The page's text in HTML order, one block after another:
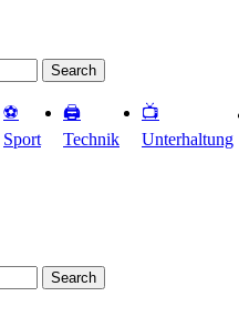
Search
⚽️
Sport
🖨️
Technik
📺
Unterhaltung
Search